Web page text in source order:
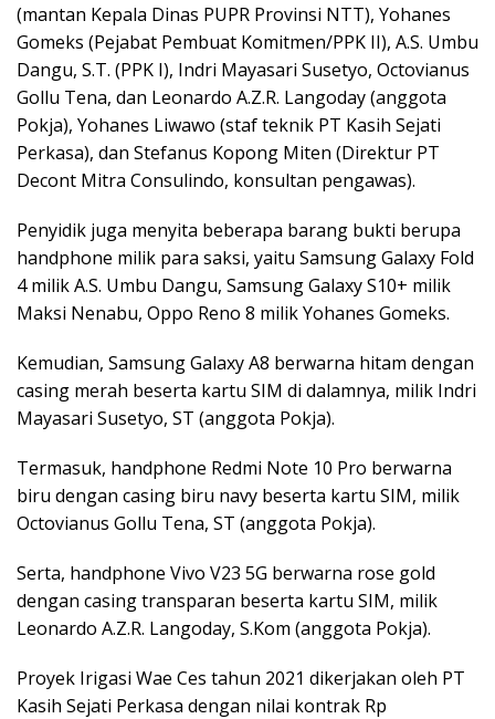
(mantan Kepala Dinas PUPR Provinsi NTT), Yohanes
Gomeks (Pejabat Pembuat Komitmen/PPK II), A.S. Umbu
Dangu, S.T. (PPK I), Indri Mayasari Susetyo, Octovianus
Gollu Tena, dan Leonardo A.Z.R. Langoday (anggota
Pokja), Yohanes Liwawo (staf teknik PT Kasih Sejati
Perkasa), dan Stefanus Kopong Miten (Direktur PT
Decont Mitra Consulindo, konsultan pengawas).
Penyidik juga menyita beberapa barang bukti berupa
handphone milik para saksi, yaitu Samsung Galaxy Fold
4 milik A.S. Umbu Dangu, Samsung Galaxy S10+ milik
Maksi Nenabu, Oppo Reno 8 milik Yohanes Gomeks.
Kemudian, Samsung Galaxy A8 berwarna hitam dengan
casing merah beserta kartu SIM di dalamnya, milik Indri
Mayasari Susetyo, ST (anggota Pokja).
Termasuk, handphone Redmi Note 10 Pro berwarna
biru dengan casing biru navy beserta kartu SIM, milik
Octovianus Gollu Tena, ST (anggota Pokja).
Serta, handphone Vivo V23 5G berwarna rose gold
dengan casing transparan beserta kartu SIM, milik
Leonardo A.Z.R. Langoday, S.Kom (anggota Pokja).
Proyek Irigasi Wae Ces tahun 2021 dikerjakan oleh PT
Kasih Sejati Perkasa dengan nilai kontrak Rp